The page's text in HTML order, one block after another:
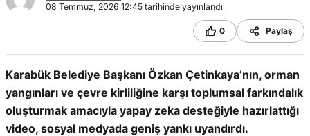
08 Temmuz, 2026 12:45 tarihinde yayınlandı
0 Paylaş
Karabük Belediye Başkanı Özkan Çetinkaya’nın, orman
yangınları ve çevre kirliliğine karşı toplumsal farkındalık
oluşturmak amacıyla yapay zeka desteğiyle hazırlattığı
video, sosyal medyada geniş yankı uyandırdı.